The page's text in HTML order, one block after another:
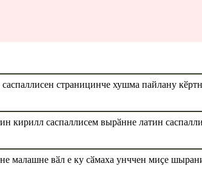
страницинче хушма пайлану
кирилл саспаллисем вырӑнне латин
малашне вӑл е ку сӑмаха унччен миҫе